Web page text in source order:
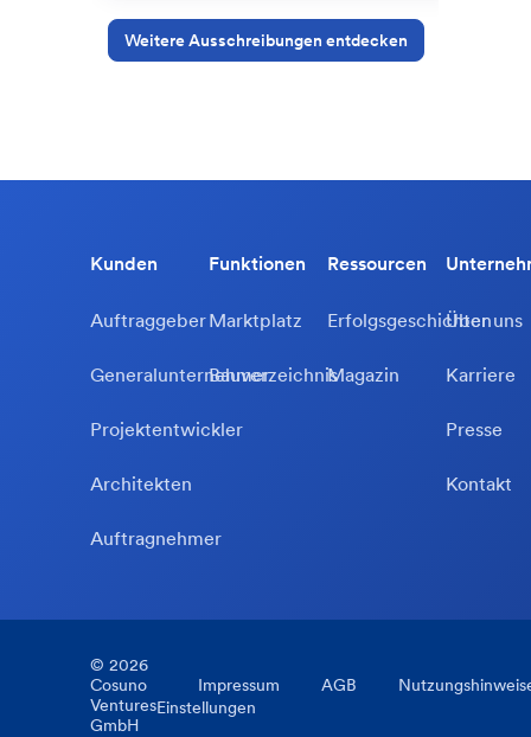
Weitere Ausschreibungen entdecken
Kunden
Auftraggeber
Generalunternehmer
Projektentwickler
Architekten
Auftragnehmer
Funktionen
Marktplatz
Bauverzeichnis
Ressourcen
Erfolgsgeschichten
Magazin
Über uns
Karriere
Presse
Kontakt
© 2026
Cosuno
Ventures
GmbH
Impressum AGB
Einstellungen